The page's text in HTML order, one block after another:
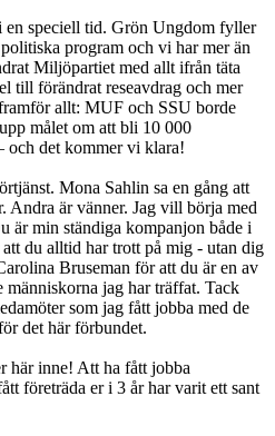
en speciell tid. Grön Ungdom fyller
program och vi har mer än
Miljöpartiet med allt ifrån täta
till förändrat reseavdrag och mer
allt: MUF och SSU borde
målet om att bli 10 000
och det kommer vi klara!
Mona Sahlin sa en gång att
Andra är vänner. Jag vill börja med
är min ständiga kompanjon både i
du alltid har trott på mig - utan dig
Bruseman för att du är en av
människorna jag har träffat. Tack
som jag fått jobba med de
det här förbundet.
här inne! Att ha fått jobba
företräda er i 3 år har varit ett sant